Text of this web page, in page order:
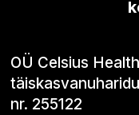
OÜ Celsius
nr. 255122